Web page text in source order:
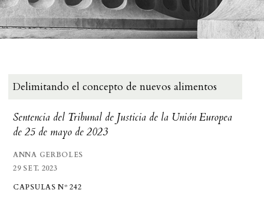
Delimitando el concepto de nuevos alimentos
Sentencia del Tribunal de Justicia de la Unión Europea
de 25 de mayo de 2023
ANNA GERBOLES
29 SET. 2023
CAPSULAS Nº 242